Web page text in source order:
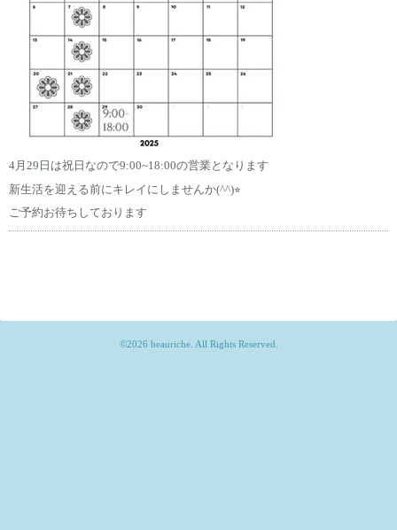
4月29日は祝日なので9:00~18:00の営業となります
新生活を迎える前にキレイにしませんか(^^)⭐︎
ご予約お待ちしております
©2026 beauriche. All Rights Reserved.